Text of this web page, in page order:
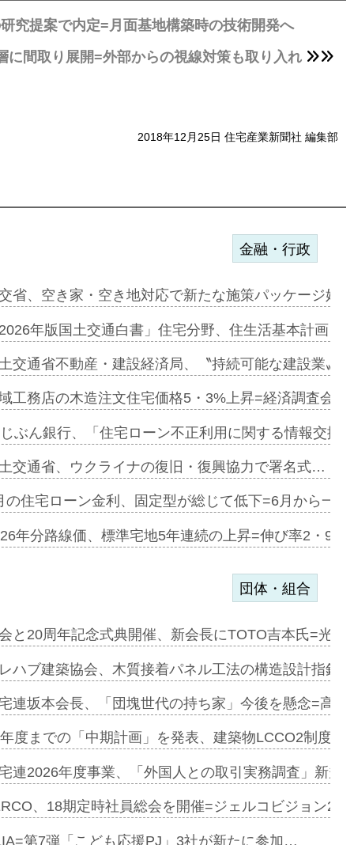
究提案で内定=月面基地構築時の技術開発へ
間取り展開=外部からの視線対策も取り入れ
2018年12月25日 住宅産業新聞社 編集部
サー契約…
起用…
ミーレキ…
も城南エ…
合型の賃…
ンカフェ…
協業=お互…
コリビング…
金融・行政
省、空き家・空き地対応で新たな施策パッケージ始
年版国土交通白書」住宅分野、住生活基本計画を
交通省不動産・建設経済局、〝持続可能な建設業〟
工務店の木造注文住宅価格5・3%上昇=経済調査会
ぶん銀行、「住宅ローン不正利用に関する情報交換
交通省、ウクライナの復旧・復興協力で署名式…
の住宅ローン金利、固定型が総じて低下=6月から一
年分路線価、標準宅地5年連続の上昇=伸び率2・
を提案=P…
ンビ…
加=リンナ…
見込む=…
団体・組合
と20周年記念式典開催、新会長にTOTO吉本氏=光
ハブ建築協会、木質接着パネル工法の構造設計指針
連坂本会長、「団塊世代の持ち家」今後を懸念=高
度までの「中期計画」を発表、建築物LCCO2制度
連2026年度事業、「外国人との取引実務調査」新規
、18期定時社員総会を開催=ジェルコビジョン
第7弾「こども応援PJ」3社が新たに参加…